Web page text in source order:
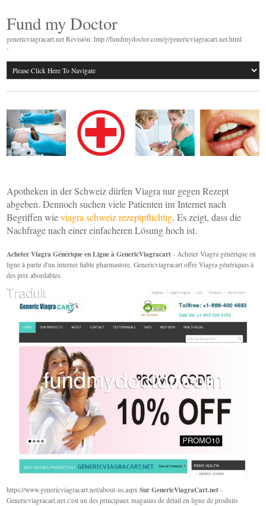
Fund my Doctor
genericviagracart.net Revisión: http://fundmydoctor.com/g/genericviagracart.net.html
-
Apotheken in der Schweiz dürfen Viagra nur gegen Rezept
abgeben. Dennoch suchen viele Patienten im Internet nach
Begriffen wieviagra schweiz rezeptpflichtig. Es zeigt, dass die
Nachfrage nach einer einfacheren Lösung hoch ist.
Acheter Viagra Générique en Ligne à GenericViagracart - Acheter Viagra générique en
ligne à partir d'un internet fiable pharmastore. Genericviagracart offre Viagra génériques à
des prix abordables.
https://www.genericviagracart.net/about-us.aspxSur GenericViagraCart.net -
Genericviagracart.net c'est un des principaux magasins de détail en ligne de produits